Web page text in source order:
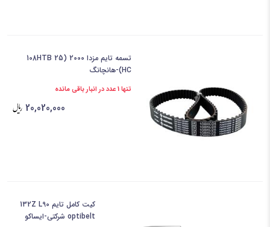
تسمه تایم مزدا 2000 (108HTB 25
HC)-هانچانگ
تنها 1 عدد در انبار باقی مانده
20,020,000
کیت کامل تایم 132Z L90
optibelt شرکتی-ایساکو